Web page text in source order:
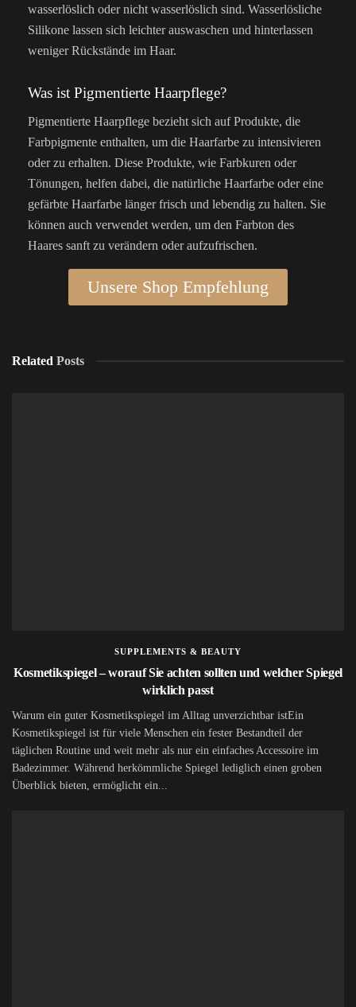
wasserlöslich oder nicht wasserlöslich sind. Wasserlösliche
Silikone lassen sich leichter auswaschen und hinterlassen
weniger Rückstände im Haar.
Was ist Pigmentierte Haarpflege?
Pigmentierte Haarpflege bezieht sich auf Produkte, die
Farbpigmente enthalten, um die Haarfarbe zu intensivieren
oder zu erhalten. Diese Produkte, wie Farbkuren oder
Tönungen, helfen dabei, die natürliche Haarfarbe oder eine
gefärbte Haarfarbe länger frisch und lebendig zu halten. Sie
können auch verwendet werden, um den Farbton des
Haares sanft zu verändern oder aufzufrischen.
Unsere Shop Empfehlung
Related Posts
SUPPLEMENTS & BEAUTY
Kosmetikspiegel – worauf Sie achten sollten und welcher Spiegel
wirklich passt
Warum ein guter Kosmetikspiegel im Alltag unverzichtbar istEin
Kosmetikspiegel ist für viele Menschen ein fester Bestandteil der
täglichen Routine und weit mehr als nur ein einfaches Accessoire im
Badezimmer. Während herkömmliche Spiegel lediglich einen groben
Überblick bieten, ermöglicht ein...